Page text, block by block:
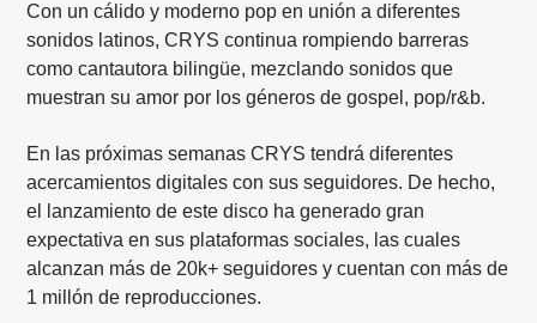
Con un cálido y moderno pop en unión a diferentes
sonidos latinos, CRYS continua rompiendo barreras
como cantautora bilingüe, mezclando sonidos que
muestran su amor por los géneros de gospel, pop/r&b.
En las próximas semanas CRYS tendrá diferentes
acercamientos digitales con sus seguidores. De hecho,
el lanzamiento de este disco ha generado gran
expectativa en sus plataformas sociales, las cuales
alcanzan más de 20k+ seguidores y cuentan con más de
1 millón de reproducciones.